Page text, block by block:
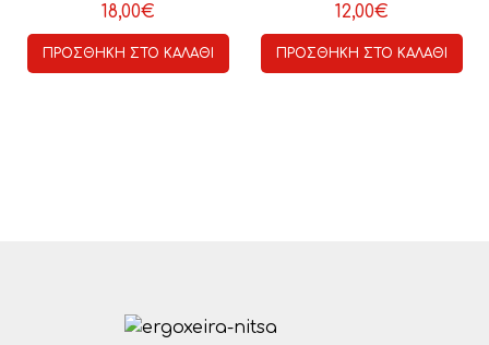
18,00€
ΠΡΟΣΘΉΚΗ ΣΤΟ ΚΑΛΆΘΙ
12,00€
ΠΡΟΣΘΉΚΗ ΣΤΟ ΚΑΛΆΘΙ